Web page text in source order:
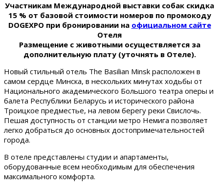
Участникам Международной выставки собак скидка
15 % от базовой стоимости номеров по промокоду
DOGEXPO при бронировании на официальном сайте
Отеля
Размещение с животными осуществляется за
дополнительную плату (уточнять в Отеле).
Новый стильный отель The Basilian Minsk расположен в
самом сердце Минска, в нескольких минутах ходьбы от
Национального академического Большого театра оперы и
балета Республики Беларусь и исторического района
Троицкое предместье, на левом берегу реки Свислочь.
Пешая доступность от станции метро Немига позволяет
легко добраться до основных достопримечательностей
города.
В отеле представлены студии и апартаменты,
оборудованные всем необходимым для обеспечения
максимального комфорта.